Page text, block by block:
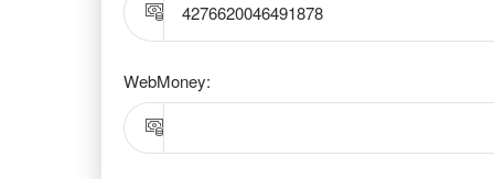
4276620046491878
WebMoney: